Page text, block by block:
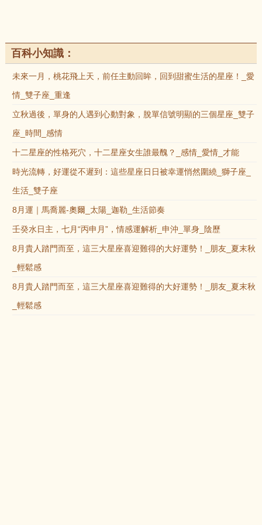
百科小知識：
未來一月，桃花飛上天，前任主動回眸，回到甜蜜生活的星座！_愛
情_雙子座_重逢
立秋過後，單身的人遇到心動對象，脫單信號明顯的三個星座_雙子
座_時間_感情
十二星座的性格死穴，十二星座女生誰最醜？_感情_愛情_才能
時光流轉，好運從不遲到：這些星座日日被幸運悄然圍繞_獅子座_
生活_雙子座
8月運｜馬喬麗-奧爾_太陽_迦勒_生活節奏
壬癸水日主，七月“丙申月”，情感運解析_申沖_單身_陰歷
8月貴人踏門而至，這三大星座喜迎難得的大好運勢！_朋友_夏末秋
_輕鬆感
8月貴人踏門而至，這三大星座喜迎難得的大好運勢！_朋友_夏末秋
_輕鬆感